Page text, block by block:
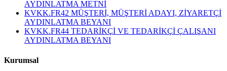
AYDINLATMA METNİ
KVKK.FR42 MÜŞTERİ, MÜŞTERİ ADAYI, ZİYARETÇİ
AYDINLATMA BEYANI
KVKK.FR44 TEDARİKÇİ VE TEDARİKÇİ ÇALIŞANI
AYDINLATMA BEYANI
Kurumsal